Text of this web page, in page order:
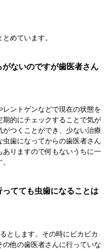
めています。
ないのですが歯医者さん
ントゲンなどで現在の状態を
的にチェックすることで気が
つくことができ、少ない治療
歯になってからの歯医者さん
りますので何もないうちに一
てても虫歯になることは
とします。その時にピカピカ
他の歯医者さんに行っていな